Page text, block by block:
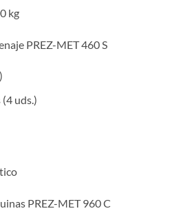
kg
PREZ-MET 460 S
uds.)
PREZ-MET 960 C